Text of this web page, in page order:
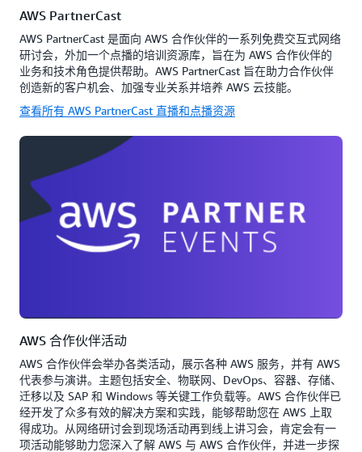
AWS PartnerCast
AWS PartnerCast 是面向 AWS 合作伙伴的一系列免费交互式网络
研讨会，外加一个点播的培训资源库，旨在为 AWS 合作伙伴的
业务和技术角色提供帮助。AWS PartnerCast 旨在助力合作伙伴
创造新的客户机会、加强专业关系并培养 AWS 云技能。
查看所有 AWS PartnerCast 直播和点播资源
AWS 合作伙伴活动
AWS 合作伙伴会举办各类活动，展示各种 AWS 服务，并有 AWS
代表参与演讲。主题包括安全、物联网、DevOps、容器、存储、
迁移以及 SAP 和 Windows 等关键工作负载等。AWS 合作伙伴已
经开发了众多有效的解决方案和实践，能够帮助您在 AWS 上取
得成功。从网络研讨会到现场活动再到线上讲习会，肯定会有一
项活动能够助力您深入了解 AWS 与 AWS 合作伙伴，并进一步探